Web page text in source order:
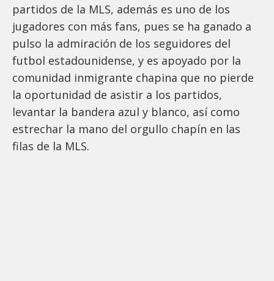
partidos de la MLS, además es uno de los
jugadores con más fans, pues se ha ganado a
pulso la admiración de los seguidores del
futbol estadounidense, y es apoyado por la
comunidad inmigrante chapina que no pierde
la oportunidad de asistir a los partidos,
levantar la bandera azul y blanco, así como
estrechar la mano del orgullo chapín en las
filas de la MLS.